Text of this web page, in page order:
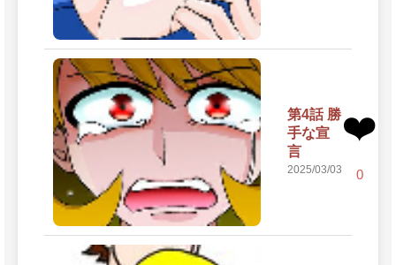
第4話 勝
手な宣
言
2025/03/03
❤️
0